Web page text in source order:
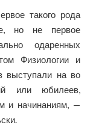
такого рода
но не первое
одаренных
Физиологии и
выступали на во
или юбилеев,
и начинаниям, —